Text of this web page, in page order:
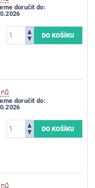
doručit do:
doručit do: